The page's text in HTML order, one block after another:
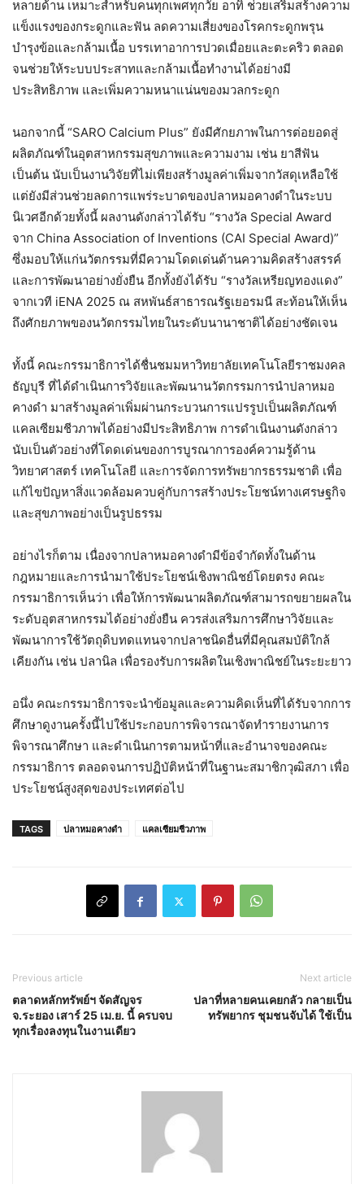
หลายด้าน เหมาะสำหรับคนทุกเพศทุกวัย อาทิ ช่วยเสริมสร้างความ
แข็งแรงของกระดูกและฟัน ลดความเสี่ยงของโรคกระดูกพรุน
บำรุงข้อและกล้ามเนื้อ บรรเทาอาการปวดเมื่อยและตะคริว ตลอด
จนช่วยให้ระบบประสาทและกล้ามเนื้อทำงานได้อย่างมี
ประสิทธิภาพ และเพิ่มความหนาแน่นของมวลกระดูก
นอกจากนี้ “SARO Calcium Plus” ยังมีศักยภาพในการต่อยอดสู่
ผลิตภัณฑ์ในอุตสาหกรรมสุขภาพและความงาม เช่น ยาสีฟัน
เป็นต้น นับเป็นงานวิจัยที่ไม่เพียงสร้างมูลค่าเพิ่มจากวัสดุเหลือใช้
แต่ยังมีส่วนช่วยลดการแพร่ระบาดของปลาหมอคางดำในระบบ
นิเวศอีกด้วยทั้งนี้ ผลงานดังกล่าวได้รับ “รางวัล Special Award
จาก China Association of Inventions (CAI Special Award)”
ซึ่งมอบให้แก่นวัตกรรมที่มีความโดดเด่นด้านความคิดสร้างสรรค์
และการพัฒนาอย่างยั่งยืน อีกทั้งยังได้รับ “รางวัลเหรียญทองแดง”
จากเวที iENA 2025 ณ สหพันธ์สาธารณรัฐเยอรมนี สะท้อนให้เห็น
ถึงศักยภาพของนวัตกรรมไทยในระดับนานาชาติได้อย่างชัดเจน
ทั้งนี้ คณะกรรมาธิการได้ชื่นชมมหาวิทยาลัยเทคโนโลยีราชมงคล
ธัญบุรี ที่ได้ดำเนินการวิจัยและพัฒนานวัตกรรมการนำปลาหมอ
คางดำ มาสร้างมูลค่าเพิ่มผ่านกระบวนการแปรรูปเป็นผลิตภัณฑ์
แคลเซียมชีวภาพได้อย่างมีประสิทธิภาพ การดำเนินงานดังกล่าว
นับเป็นตัวอย่างที่โดดเด่นของการบูรณาการองค์ความรู้ด้าน
วิทยาศาสตร์ เทคโนโลยี และการจัดการทรัพยากรธรรมชาติ เพื่อ
แก้ไขปัญหาสิ่งแวดล้อมควบคู่กับการสร้างประโยชน์ทางเศรษฐกิจ
และสุขภาพอย่างเป็นรูปธรรม
อย่างไรก็ตาม เนื่องจากปลาหมอคางดำมีข้อจำกัดทั้งในด้าน
กฎหมายและการนำมาใช้ประโยชน์เชิงพาณิชย์โดยตรง คณะ
กรรมาธิการเห็นว่า เพื่อให้การพัฒนาผลิตภัณฑ์สามารถขยายผลใน
ระดับอุตสาหกรรมได้อย่างยั่งยืน ควรส่งเสริมการศึกษาวิจัยและ
พัฒนาการใช้วัตถุดิบทดแทนจากปลาชนิดอื่นที่มีคุณสมบัติใกล้
เคียงกัน เช่น ปลานิล เพื่อรองรับการผลิตในเชิงพาณิชย์ในระยะยาว
อนึ่ง คณะกรรมาธิการจะนำข้อมูลและความคิดเห็นที่ได้รับจากการ
ศึกษาดูงานครั้งนี้ไปใช้ประกอบการพิจารณาจัดทำรายงานการ
พิจารณาศึกษา และดำเนินการตามหน้าที่และอำนาจของคณะ
กรรมาธิการ ตลอดจนการปฏิบัติหน้าที่ในฐานะสมาชิกวุฒิสภา เพื่อ
ประโยชน์สูงสุดของประเทศต่อไป
TAGS ปลาหมอคางดำ แคลเซียมชีวภาพ
Previous article
ตลาดหลักทรัพย์ฯ จัดสัญจร
จ.ระยอง เสาร์ 25 เม.ย. นี้ ครบจบ
ทุกเรื่องลงทุนในงานเดียว
Next article
ปลาที่หลายคนเคยกลัว กลายเป็น
ทรัพยากร ชุมชนจับได้ ใช้เป็น